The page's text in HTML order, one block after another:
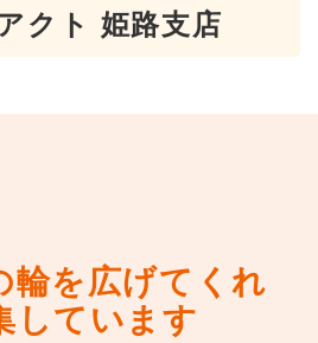
クト 姫路支店
輪を広げてくれ
しています